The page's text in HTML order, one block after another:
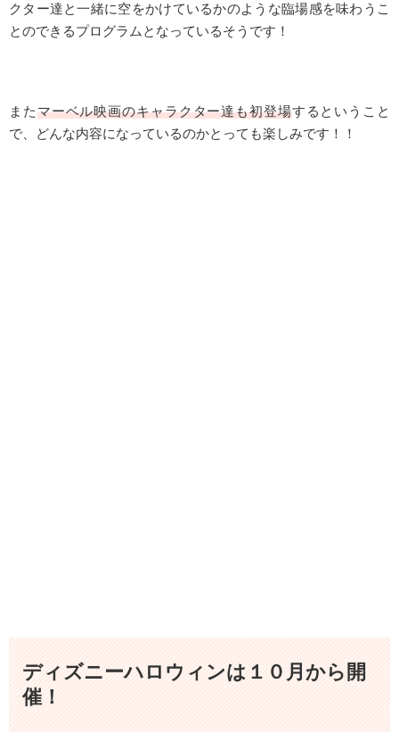
クター達と一緒に空をかけているかのような臨場感を味わうこ
とのできるプログラムとなっているそうです！
またマーベル映画のキャラクター達も初登場するということ
で、どんな内容になっているのかとっても楽しみです！！
ディズニーハロウィンは１０月から開
催！